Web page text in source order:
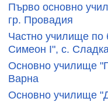
Първо основно
гр. Провадия
Частно училище по
Симеон I", с.
Основно училище
Варна
Основно училище